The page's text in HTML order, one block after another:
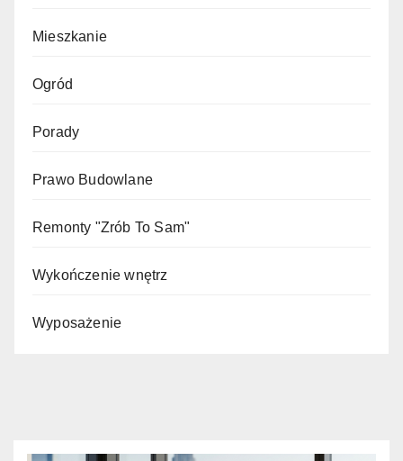
Mieszkanie
Ogród
Porady
Prawo Budowlane
Remonty "Zrób To Sam"
Wykończenie wnętrz
Wyposażenie